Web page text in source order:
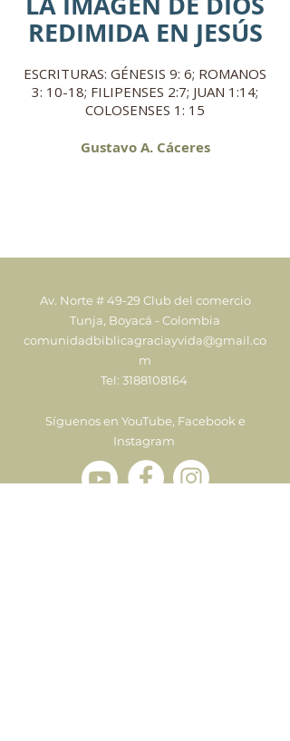
REDIMIDA EN JESÚS
ESCRITURAS: GÉNESIS 9: 6; ROMANOS
3: 10-18; FILIPENSES 2:7; JUAN 1:14;
COLOSENSES 1: 15
Gustavo A. Cáceres
Av. Norte # 49-29 Club del comercio
Tunja, Boyacá - Colombia
comunidadbiblicagraciayvida@gmail.co
m
Tel: 3188108164
Síguenos en YouTube, Facebook e
Instagram